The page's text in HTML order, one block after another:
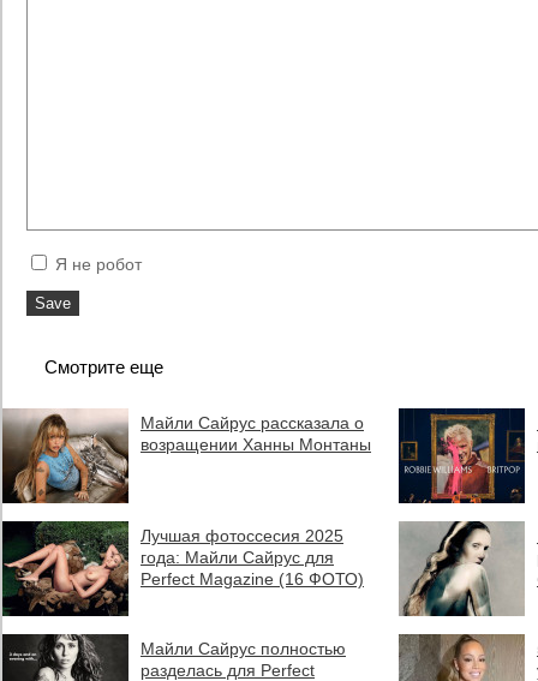
Я не робот
Смотрите еще
Майли Сайрус рассказала о
возращении Ханны Монтаны
Лучшая фотоссесия 2025
года: Майли Сайрус для
Perfect Magazine (16 ФОТО)
Майли Сайрус полностью
разделась для Perfect